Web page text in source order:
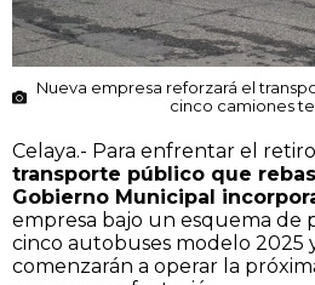
Nueva empresa reforzará el
cinco camiones
Celaya.- Para enfrentar el
transporte público que
Gobierno Municipal
empresa bajo un esquema de
cinco autobuses modelo 2025
comenzarán a operar la